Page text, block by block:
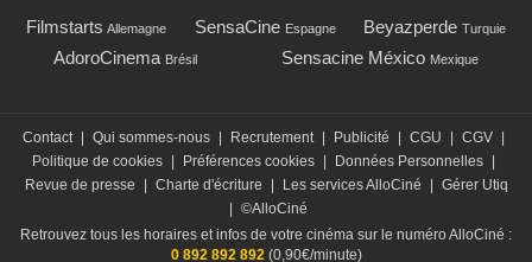
Filmstarts Allemagne SensaCine Espagne Beyazperde Turquie
AdoroCinema Brésil Sensacine México Mexique
Contact | Qui sommes-nous | Recrutement | Publicité | CGU | CGV |
Politique de cookies | Préférences cookies | Données Personnelles |
Revue de presse
| Charte d'écriture | Les services AlloCiné | Gérer Utiq
| ©AlloCiné
Retrouvez tous les horaires et infos de votre cinéma sur le numéro AlloCiné :
0 892 892 892 (0,90€/minute)